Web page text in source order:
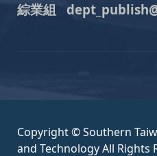
綜業組
Copyright © Southern
and Technology All Rights